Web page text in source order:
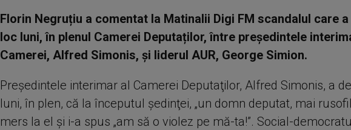
Florin Negruțiu a comentat la Matinalii Digi FM scandalul care
loc luni, în plenul Camerei Deputaților, între președintele
Camerei, Alfred Simonis, și liderul AUR, George Simion.
Preşedintele interimar al Camerei Deputaţilor, Alfred Simonis, a
luni, în plen, că la începutul şedinţei, „un domn deputat, mai rusofil
mers la el și i-a spus „am să o violez pe mă-ta!”. Social-